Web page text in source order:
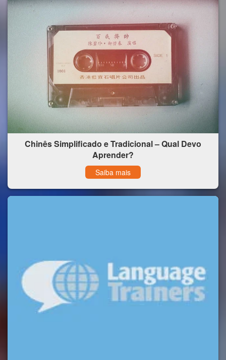
Chinês Simplificado e Tradicional – Qual Devo
Aprender?
Saiba mais